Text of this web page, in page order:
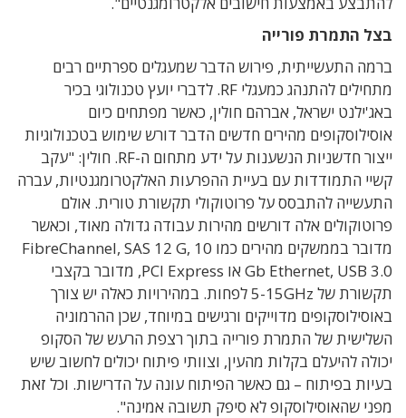
בצל התמרת פורייה
ברמה התעשייתית, פירוש הדבר שמעגלים ספרתיים רבים
מתחילים להתנהג כמעגלי RF. לדברי יועץ טכנולוגי בכיר
באג'ילנט ישראל, אברהם חולין, כאשר מפתחים כיום
אוסילוסקופים מהירים חדשים הדבר דורש שימוש בטכנולוגיות
ייצור חדשניות הנשענות על ידע מתחום ה-RF. חולין: "עקב
קשיי התמודדות עם בעיית ההפרעות האלקטרומגנטיות, עברה
התעשייה להתבסס על פרוטוקולי תקשורת טורית. אולם
פרוטוקולים אלה דורשים מהירות עבודה גדולה מאוד, וכאשר
מדובר בממשקים מהירים כמו FibreChannel, SAS 12 G, 10
Gb Ethernet, USB 3.0 או PCI Express, מדובר בקצבי
תקשורת של 5-15GHz לפחות. במהירויות כאלה יש צורך
באוסילוסקופים מדוייקים ורגישים במיוחד, שכן ההרמוניה
השלישית של התמרת פורייה בתוך רצפת הרעש של הסקופ
יכולה להיעלם בקלות מהעין, וצוותי פיתוח יכולים לחשוב שיש
בעיות בפיתוח – גם כאשר הפיתוח עונה על הדרישות. וכל זאת
מפני שהאוסילוסקופ לא סיפק תשובה אמינה".